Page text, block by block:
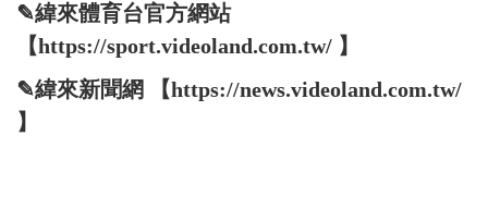
✎緯來體育台官方網站
【https://sport.videoland.com.tw/ 】
✎緯來新聞網 【https://news.videoland.com.tw/
】